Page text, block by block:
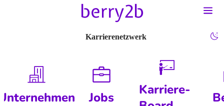
Karrierenetzwerk
Jobs
Karriere-